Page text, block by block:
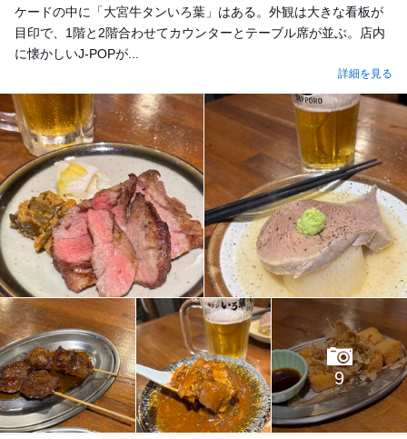
ケードの中に「大宮牛タンいろ葉」はある。外観は大きな看板が
目印で、1階と2階合わせてカウンターとテーブル席が並ぶ。店内
に懐かしいJ-POPが...
詳細を見る
9